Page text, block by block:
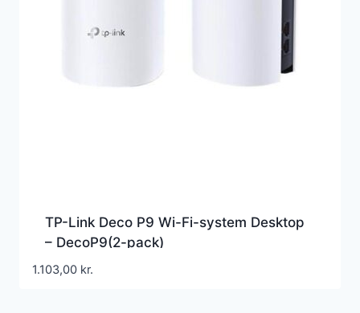
TP-Link Deco P9 Wi-Fi-system Desktop
– DecoP9(2-pack)
1.103,00 kr.